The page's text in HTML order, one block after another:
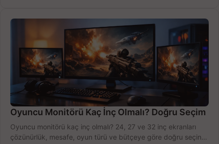
Oyuncu Monitörü Kaç İnç Olmalı? Doğru Seçim
Oyuncu monitörü kaç inç olmalı? 24, 27 ve 32 inç ekranları
çözünürlük, mesafe, oyun türü ve bütçeye göre doğru seçin,